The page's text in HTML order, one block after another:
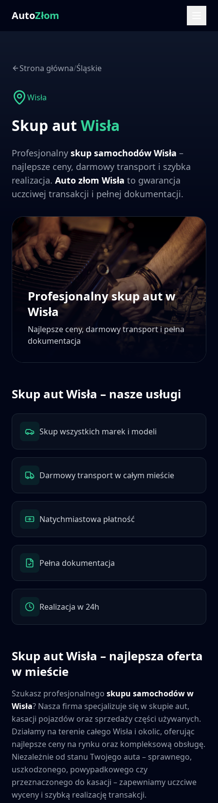
AutoZłom
Strona główna/Śląskie
Wisła
Skup aut Wisła
Profesjonalny skup samochodówWisła –
najlepsze ceny, darmowy transport i szybka
realizacja. Auto złom Wisła to gwarancja
uczciwej transakcji i pełnej dokumentacji.
Profesjonalny skup aut w
Wisła
Najlepsze ceny, darmowy transport i pełna
dokumentacja
Skup autWisła – nasze usługi
Skup wszystkich marek i modeli
Darmowy transport w całym mieście
Natychmiastowa płatność
Pełna dokumentacja
Realizacja w 24h
Skup autWisła – najlepsza oferta
w mieście
Szukasz profesjonalnego skupu samochodów w
Wisła? Nasza firma specjalizuje się w skupie aut,
kasacji pojazdów oraz sprzedaży części używanych.
Działamy na terenie całego Wisła i okolic, oferując
najlepsze ceny na rynku oraz kompleksową obsługę.
Niezależnie od stanu Twojego auta – sprawnego,
uszkodzonego, powypadkowego czy
przeznaczonego do kasacji – zapewniamy uczciwe
wyceny i szybką realizację transakcji.